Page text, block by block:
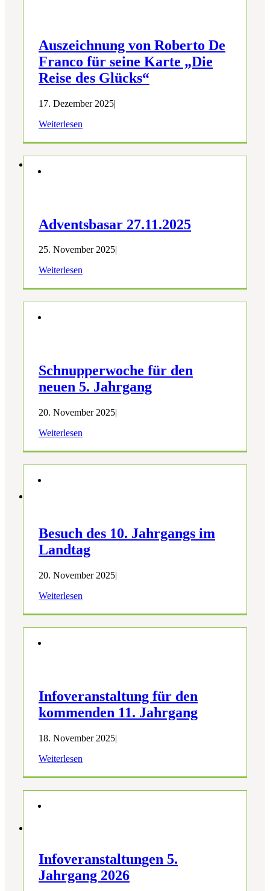
Auszeichnung von Roberto De
Franco für seine Karte „Die
Reise des Glücks“
17. Dezember 2025|
Weiterlesen
Adventsbasar 27.11.2025
25. November 2025|
Weiterlesen
Schnupperwoche für den
neuen 5. Jahrgang
20. November 2025|
Weiterlesen
Besuch des 10. Jahrgangs im
Landtag
20. November 2025|
Weiterlesen
Infoveranstaltung für den
kommenden 11. Jahrgang
18. November 2025|
Weiterlesen
Infoveranstaltungen 5.
Jahrgang 2026